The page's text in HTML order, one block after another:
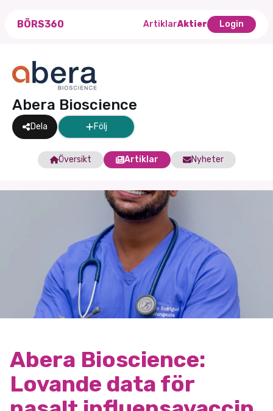
BÖRS360 ArtiklarAktier Login
Abera Bioscience
Dela Följ
Översikt Artiklar Nyheter
Abera Bioscience:
Lovande data för